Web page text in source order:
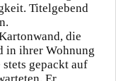
Titelgebend
die
in ihrer Wohnung
gepackt auf